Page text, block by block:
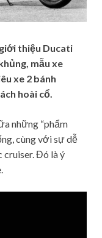
thiệu Ducati
mẫu xe
xe 2 bánh
hoài cổ.
những “phẩm
cùng với sự dễ
cruiser. Đó là ý